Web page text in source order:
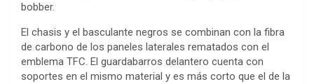
bobber.
El chasis y el basculante negros se combinan con la fibra
de carbono de los paneles laterales rematados con el
emblema TFC. El guardabarros delantero cuenta con
soportes en el mismo material y es más corto que el de la